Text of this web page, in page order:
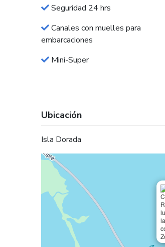
Seguridad 24 hrs
Canales con muelles para
embarcaciones
Mini-Super
Ubicación
Isla Dorada